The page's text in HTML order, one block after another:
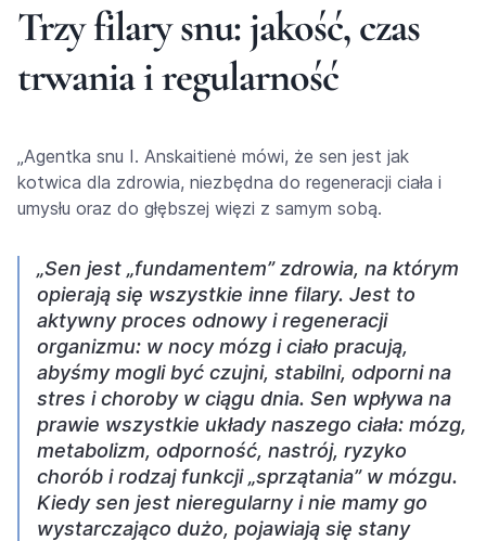
Trzy filary snu: jakość, czas
trwania i regularność
„Agentka snu I. Anskaitienė mówi, że sen jest jak
kotwica dla zdrowia, niezbędna do regeneracji ciała i
umysłu oraz do głębszej więzi z samym sobą.
„Sen jest „fundamentem” zdrowia, na którym
opierają się wszystkie inne filary. Jest to
aktywny proces odnowy i regeneracji
organizmu: w nocy mózg i ciało pracują,
abyśmy mogli być czujni, stabilni, odporni na
stres i choroby w ciągu dnia. Sen wpływa na
prawie wszystkie układy naszego ciała: mózg,
metabolizm, odporność, nastrój, ryzyko
chorób i rodzaj funkcji „sprzątania” w mózgu.
Kiedy sen jest nieregularny i nie mamy go
wystarczająco dużo, pojawiają się stany